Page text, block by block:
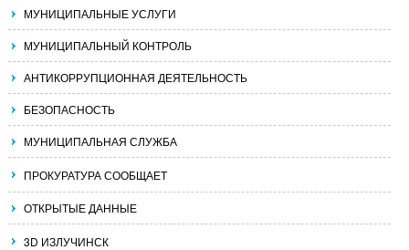
МУНИЦИПАЛЬНЫЕ УСЛУГИ
МУНИЦИПАЛЬНЫЙ КОНТРОЛЬ
АНТИКОРРУПЦИОННАЯ ДЕЯТЕЛЬНОСТЬ
БЕЗОПАСНОСТЬ
МУНИЦИПАЛЬНАЯ СЛУЖБА
ПРОКУРАТУРА СООБЩАЕТ
ОТКРЫТЫЕ ДАННЫЕ
3D ИЗЛУЧИНСК